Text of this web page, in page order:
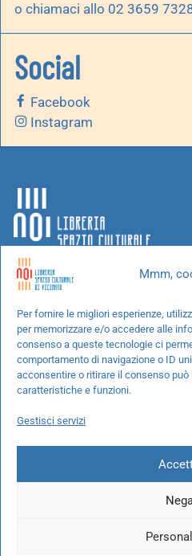
Mmm,
Per fornire le migliori esperienze,
per memorizzare e/o accedere alle
consenso a queste tecnologie ci
comportamento di navigazione o ID
acconsentire o ritirare il consenso
caratteristiche e funzioni.
Gestisci servizi
Nega
o chiamaci allo 02 3659
Social
Facebook
Instagram
Chi siamo
Progetti speciali
Richiedi un libro
Spedizioni
Cookie Policy